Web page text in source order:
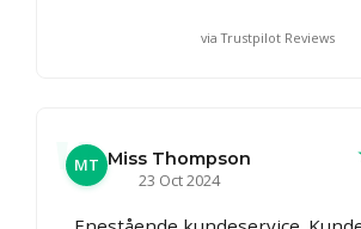
via Trustpilot Reviews
MT Miss Thompson
23 Oct 2024